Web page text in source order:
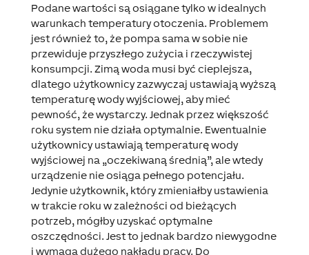
Podane wartości są osiągane tylko w idealnych
warunkach temperatury otoczenia. Problemem
jest również to, że pompa sama w sobie nie
przewiduje przyszłego zużycia i rzeczywistej
konsumpcji. Zimą woda musi być cieplejsza,
dlatego użytkownicy zazwyczaj ustawiają wyższą
temperaturę wody wyjściowej, aby mieć
pewność, że wystarczy. Jednak przez większość
roku system nie działa optymalnie. Ewentualnie
użytkownicy ustawiają temperaturę wody
wyjściowej na „oczekiwaną średnią”, ale wtedy
urządzenie nie osiąga pełnego potencjału.
Jedynie użytkownik, który zmieniałby ustawienia
w trakcie roku w zależności od bieżących
potrzeb, mógłby uzyskać optymalne
oszczędności. Jest to jednak bardzo niewygodne
i wymaga dużego nakładu pracy. Do